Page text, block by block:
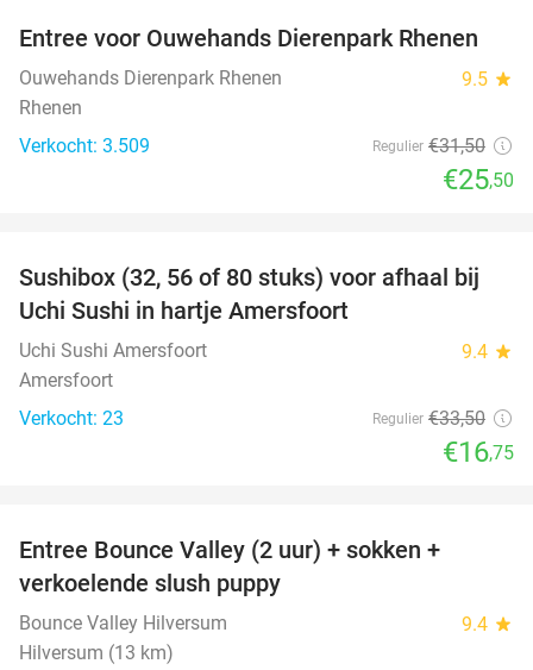
19%
Entree voor Ouwehands Dierenpark Rhenen
Ouwehands Dierenpark Rhenen 9.5 star
Rhenen
Verkocht: 3.509
Regulier €31,50
€25,50
50%
Sushibox (32, 56 of 80 stuks) voor afhaal bij
Uchi Sushi in hartje Amersfoort
Uchi Sushi Amersfoort 9.4 star
Amersfoort
Verkocht: 23
Regulier €33,50
€16,75
Entree Bounce Valley (2 uur) + sokken +
verkoelende slush puppy
Bounce Valley Hilversum 9.4 star
Hilversum (13 km)